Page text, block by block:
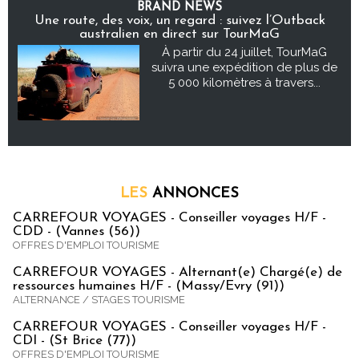
BRAND NEWS
Une route, des voix, un regard : suivez l’Outback
australien en direct sur TourMaG
À partir du 24 juillet, TourMaG
suivra une expédition de plus de
5 000 kilomètres à travers...
LES ANNONCES
CARREFOUR VOYAGES - Conseiller voyages H/F -
CDD - (Vannes (56))
OFFRES D'EMPLOI TOURISME
CARREFOUR VOYAGES - Alternant(e) Chargé(e) de
ressources humaines H/F - (Massy/Evry (91))
ALTERNANCE / STAGES TOURISME
CARREFOUR VOYAGES - Conseiller voyages H/F -
CDI - (St Brice (77))
OFFRES D'EMPLOI TOURISME